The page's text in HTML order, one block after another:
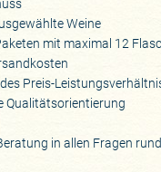
Weine
mit maximal 12
Preis-
Qualitätsorientierung
in allen Fragen